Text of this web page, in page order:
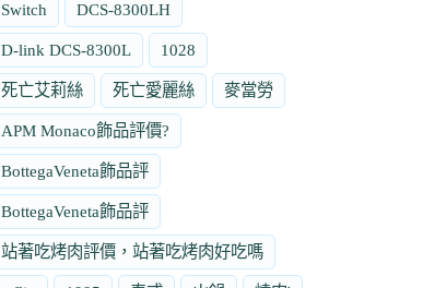
Switch DCS-8300LH
D-link DCS-8300L 1028
死亡艾莉絲 死亡愛麗絲 麥當勞
APM Monaco飾品評價?
BottegaVeneta飾品評
BottegaVeneta飾品評
站著吃烤肉評價，站著吃烤肉好吃嗎